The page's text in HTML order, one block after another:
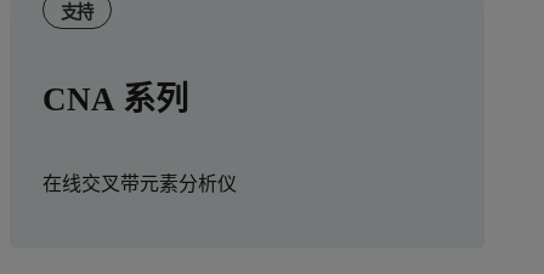
支持
CNA 系列
在线交叉带元素分析仪